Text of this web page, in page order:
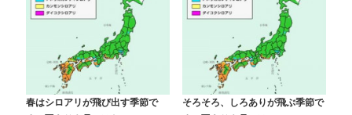
春はシロアリが飛び出す季節で
そろそろ、しろありが飛ぶ季節で